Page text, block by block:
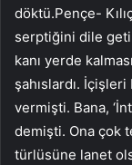
döktü.Pençe-
serptiğini dile
kanı yerde
şahıslardı.
vermişti. Bana,
demişti. Ona çok
türlüsüne lanet